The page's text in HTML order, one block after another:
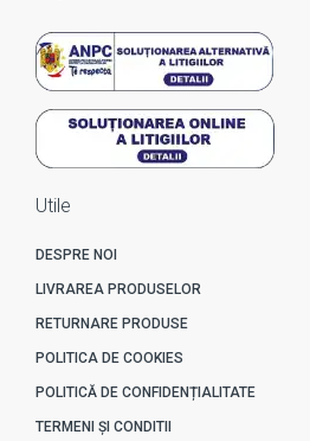
Utile
DESPRE NOI
LIVRAREA PRODUSELOR
RETURNARE PRODUSE
POLITICA DE COOKIES
POLITICĂ DE CONFIDENȚIALITATE
TERMENI ȘI CONDITII